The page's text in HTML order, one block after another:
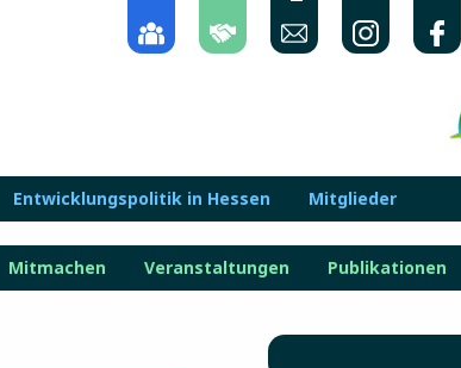
Entwicklungspolitik in Hessen Mitglieder
Mitmachen Veranstaltungen Publikationen